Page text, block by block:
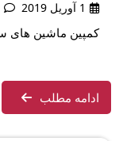
1 آوریل 2019
کمپین ماشین های
ادامه مطلب